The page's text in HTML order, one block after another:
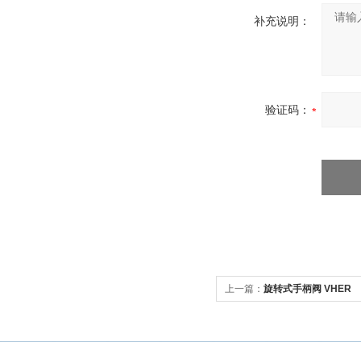
补充说明：
验证码：
上一篇： 旋转式手柄阀 VHER